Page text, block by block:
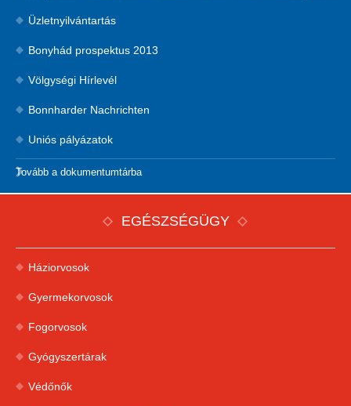
Üzletnyilvántartás
Bonyhád prospektus 2013
Völgységi Hírlevél
Bonnharder Nachrichten
Uniós pályázatok
Tovább a dokumentumtárba
EGÉSZSÉGÜGY
Háziorvosok
Gyermekorvosok
Fogorvosok
Gyógyszertárak
Védőnők